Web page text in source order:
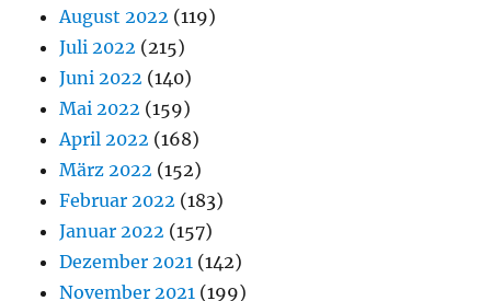
August 2022 (119)
Juli 2022 (215)
Juni 2022 (140)
Mai 2022 (159)
April 2022 (168)
März 2022 (152)
Februar 2022 (183)
Januar 2022 (157)
Dezember 2021 (142)
November 2021 (199)